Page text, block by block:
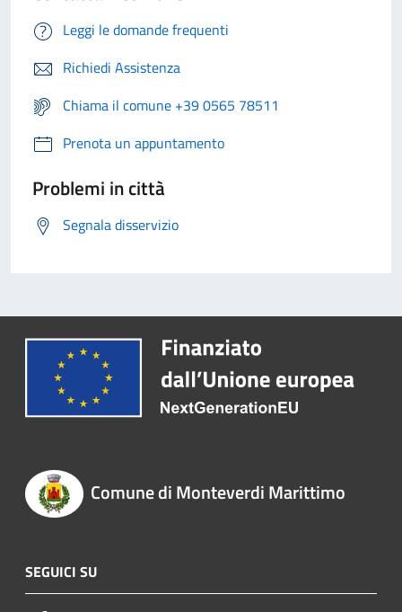
Leggi le domande frequenti
Richiedi Assistenza
Chiama il comune +39 0565 78511
Prenota un appuntamento
Problemi in città
Segnala disservizio
Comune di Monteverdi Marittimo
SEGUICI SU